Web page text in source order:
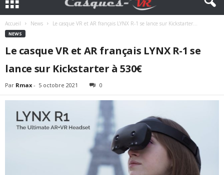
Accueil News Le casque VR et AR français LYNX R-1 se lance sur Kickstarter...
NEWS
Le casque VR et AR français LYNX R-1 se
lance sur Kickstarter à 530€
Par Rmax - 5 octobre 2021 0